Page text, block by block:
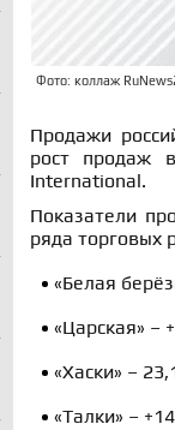
Фото: коллаж
Продажи
рост продаж
International.
Показатели
ряда торговых
«Белая
«Царская» –
«Хаски» –
«Талки» –